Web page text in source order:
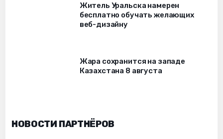
Житель Уральска намерен
бесплатно обучать желающих
веб-дизайну
Жара сохранится на западе
Казахстана 8 августа
НОВОСТИ ПАРТНЁРОВ